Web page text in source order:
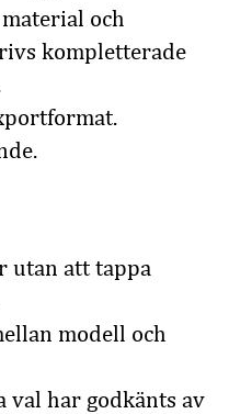
och
kompletterade
utan att tappa
modell och
har godkänts av